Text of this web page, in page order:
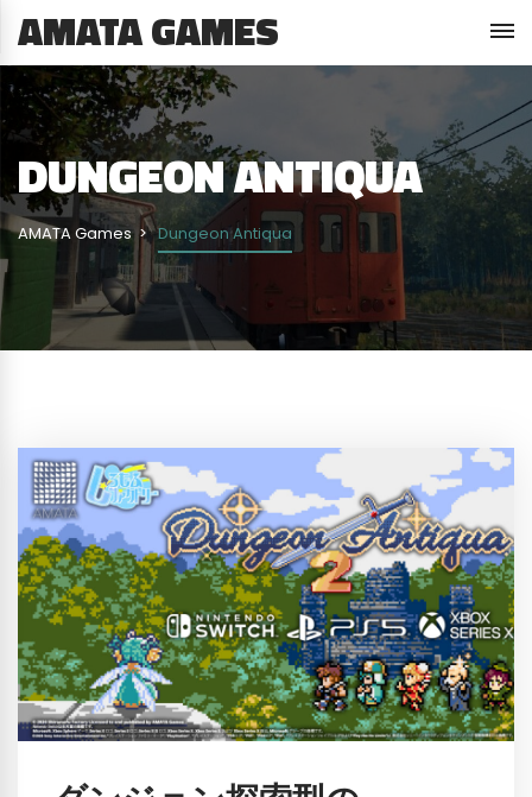
AMATA GAMES
DUNGEON ANTIQUA
AMATA Games Dungeon Antiqua